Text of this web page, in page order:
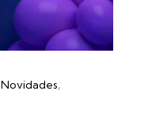
Novidades